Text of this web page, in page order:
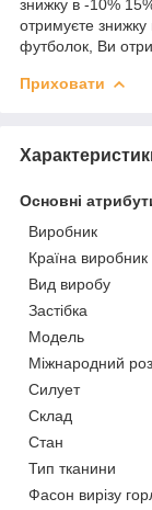
знижку в -10%
отримуєте
футболок, Ви
Приховати
Основні
Виробник
Країна виробник
Вид виробу
Застібка
Модель
Міжнародний
Силует
Склад
Стан
Тип тканини
Фасон вирізу